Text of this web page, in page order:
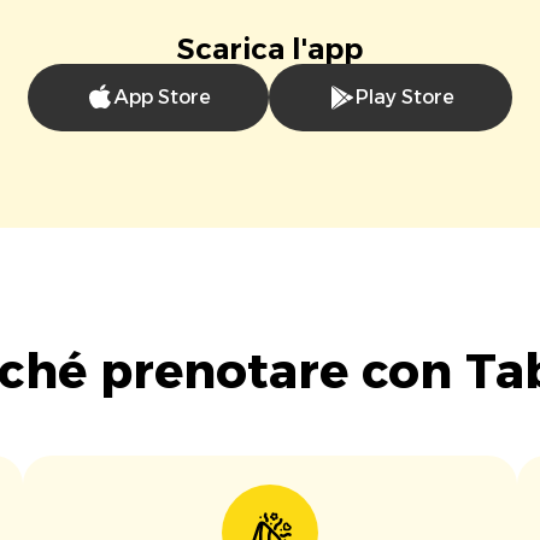
Scarica l'app
App Store Play Store
prenotare con